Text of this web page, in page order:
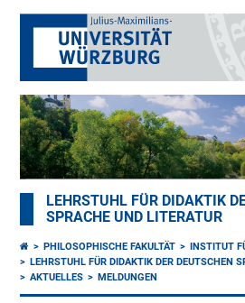
LEHRSTUHL FÜR DIDAKTIK
SPRACHE UND LITERATUR
PHILOSOPHISCHE FAKULTÄT
INSTITUT
LEHRSTUHL FÜR DIDAKTIK DER DEUTSCHEN
AKTUELLES
MELDUNGEN